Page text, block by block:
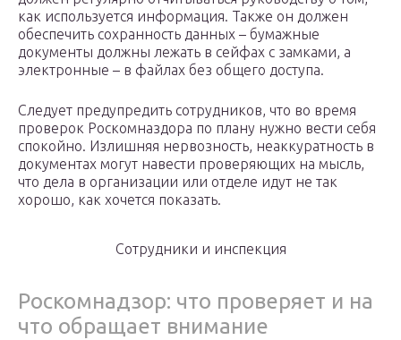
как используется информация. Также он должен
обеспечить сохранность данных – бумажные
документы должны лежать в сейфах с замками, а
электронные – в файлах без общего доступа.
Следует предупредить сотрудников, что во время
проверок Роскомназдора по плану нужно вести себя
спокойно. Излишняя нервозность, неаккуратность в
документах могут навести проверяющих на мысль,
что дела в организации или отделе идут не так
хорошо, как хочется показать.
Сотрудники и инспекция
Роскомнадзор: что проверяет и на
что обращает внимание